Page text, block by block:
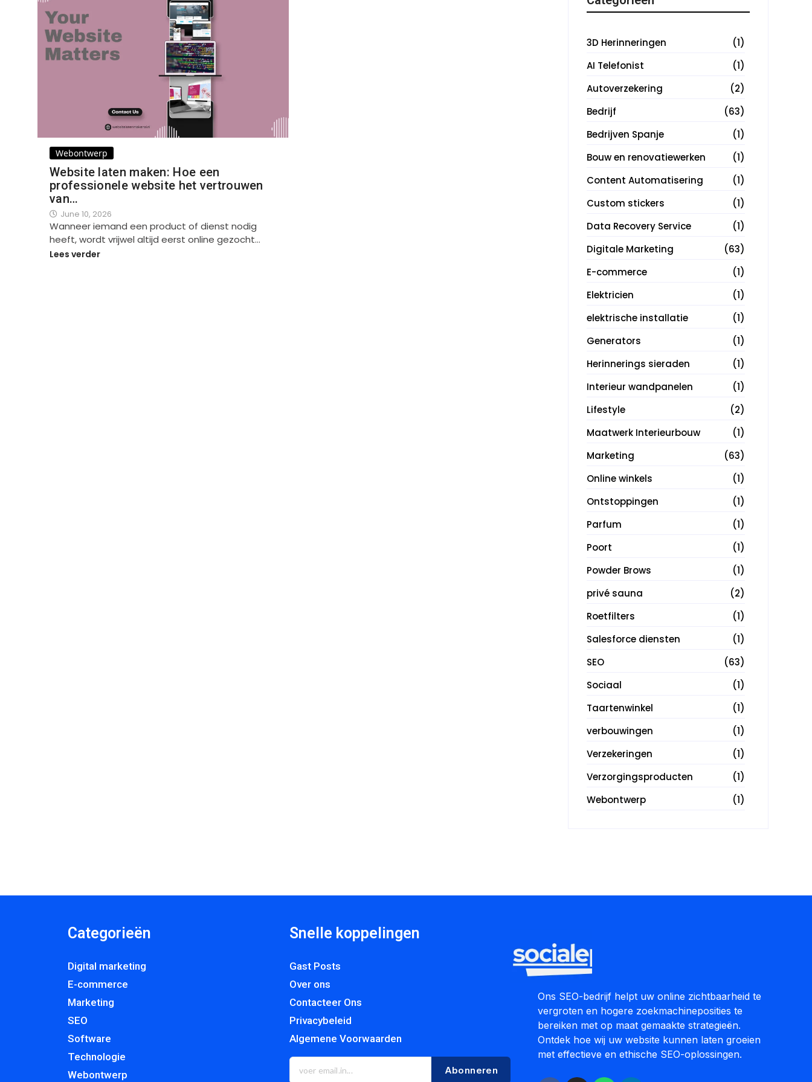
Webontwerp
Website laten maken: Hoe een
professionele website het vertrouwen
van…
June 10, 2026
Wanneer iemand een product of dienst nodig
heeft, wordt vrijwel altijd eerst online gezocht…
Lees verder
3D Herinneringen
(1)
AI Telefonist
(1)
Autoverzekering
(2)
Bedrijf
(63)
Bedrijven Spanje
(1)
Bouw en renovatiewerken
(1)
Content Automatisering
(1)
Custom stickers
(1)
Data Recovery Service
(1)
Digitale Marketing
(63)
E-commerce
(1)
Elektricien
(1)
elektrische installatie
(1)
Generators
(1)
Herinnerings sieraden
(1)
Interieur wandpanelen
(1)
Lifestyle
(2)
Maatwerk Interieurbouw
(1)
Marketing
(63)
Online winkels
(1)
Ontstoppingen
(1)
Parfum
(1)
Poort
(1)
Powder Brows
(1)
privé sauna
(2)
Roetfilters
(1)
Salesforce diensten
(1)
SEO
(63)
Sociaal
(1)
Taartenwinkel
(1)
verbouwingen
(1)
Verzekeringen
(1)
Verzorgingsproducten
(1)
Webontwerp
(1)
Categorieën
Digital marketing
E-commerce
Marketing
SEO
Software
Technologie
Webontwerp
Snelle koppelingen
Gast Posts
Over ons
Contacteer Ons
Privacybeleid
Algemene Voorwaarden
Abonneren
Ons SEO-bedrijf helpt uw online zichtbaarheid te
vergroten en hogere zoekmachineposities te
bereiken met op maat gemaakte strategieën.
Ontdek hoe wij uw website kunnen laten groeien
met effectieve en ethische SEO-oplossingen.